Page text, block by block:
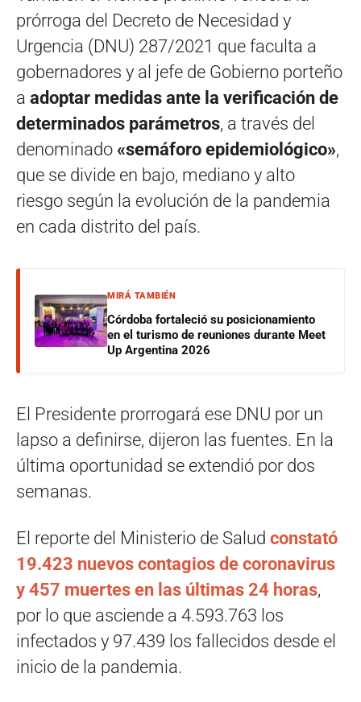
prórroga del Decreto de Necesidad y
Urgencia (DNU) 287/2021 que faculta a
gobernadores y al jefe de Gobierno porteño
a adoptar medidas ante la verificación de
determinados parámetros, a través del
denominado «semáforo epidemiológico»,
que se divide en bajo, mediano y alto
riesgo según la evolución de la pandemia
en cada distrito del país.
MIRÁ TAMBIÉN
Córdoba fortaleció su posicionamiento
en el turismo de reuniones durante Meet
Up Argentina 2026
El Presidente prorrogará ese DNU por un
lapso a definirse, dijeron las fuentes. En la
última oportunidad se extendió por dos
semanas.
El reporte del Ministerio de Salud constató
19.423 nuevos contagios de coronavirus
y 457 muertes en las últimas 24 horas,
por lo que asciende a 4.593.763 los
infectados y 97.439 los fallecidos desde el
inicio de la pandemia.